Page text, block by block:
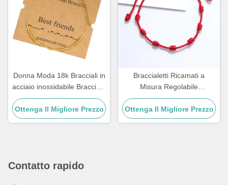
Donna Moda 18k Bracciali in
acciaio inossidabile Bracciale
Morse 21.5cm
Ottenga Il Migliore Prezzo
Braccialetti Ricamati a
Misura Regolabile
Braccialetti Artigianali con
Corda per Coppie, 15 -
30cm
Ottenga Il Migliore Prezzo
Contatto rapido